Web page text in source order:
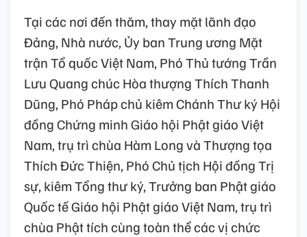
Tại các nơi đến thăm, thay mặt lãnh đạo
Đảng, Nhà nước, Ủy ban Trung ương Mặt
trận Tổ quốc Việt Nam, Phó Thủ tướng Trần
Lưu Quang chúc Hòa thượng Thích Thanh
Dũng, Phó Pháp chủ kiêm Chánh Thư ký Hội
đồng Chứng minh Giáo hội Phật giáo Việt
Nam, trụ trì chùa Hàm Long và Thượng tọa
Thích Đức Thiện, Phó Chủ tịch Hội đồng Trị
sự, kiêm Tổng thư ký, Trưởng ban Phật giáo
Quốc tế Giáo hội Phật giáo Việt Nam, trụ trì
chùa Phật tích cùng toàn thể các vị chức